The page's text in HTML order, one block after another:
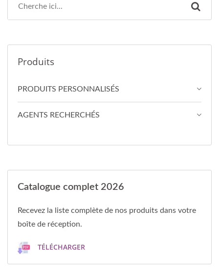
Produits
PRODUITS PERSONNALISÉS
AGENTS RECHERCHÉS
Catalogue complet 2026
Recevez la liste complète de nos produits dans votre
boîte de réception.
TÉLÉCHARGER